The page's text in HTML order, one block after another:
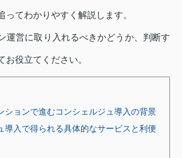
ってわかりやすく解説します。
運営に取り入れるべきかどうか、判断す
お役立てください。
ションで進むコンシェルジュ導入の背景
導入で得られる具体的なサービスと利便